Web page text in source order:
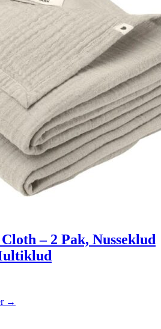
– 2 Pak, Nusseklud
→